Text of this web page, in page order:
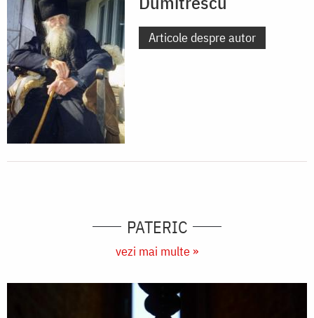
Articole despre autor
PATERIC
vezi mai multe »